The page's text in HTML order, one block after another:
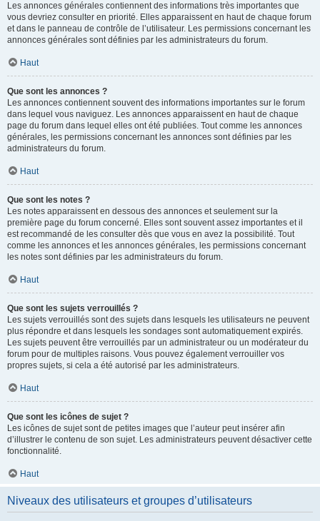
Les annonces générales contiennent des informations très importantes que
vous devriez consulter en priorité. Elles apparaissent en haut de chaque forum
et dans le panneau de contrôle de l’utilisateur. Les permissions concernant les
annonces générales sont définies par les administrateurs du forum.
Haut
Que sont les annonces ?
Les annonces contiennent souvent des informations importantes sur le forum
dans lequel vous naviguez. Les annonces apparaissent en haut de chaque
page du forum dans lequel elles ont été publiées. Tout comme les annonces
générales, les permissions concernant les annonces sont définies par les
administrateurs du forum.
Haut
Que sont les notes ?
Les notes apparaissent en dessous des annonces et seulement sur la
première page du forum concerné. Elles sont souvent assez importantes et il
est recommandé de les consulter dès que vous en avez la possibilité. Tout
comme les annonces et les annonces générales, les permissions concernant
les notes sont définies par les administrateurs du forum.
Haut
Que sont les sujets verrouillés ?
Les sujets verrouillés sont des sujets dans lesquels les utilisateurs ne peuvent
plus répondre et dans lesquels les sondages sont automatiquement expirés.
Les sujets peuvent être verrouillés par un administrateur ou un modérateur du
forum pour de multiples raisons. Vous pouvez également verrouiller vos
propres sujets, si cela a été autorisé par les administrateurs.
Haut
Que sont les icônes de sujet ?
Les icônes de sujet sont de petites images que l’auteur peut insérer afin
d’illustrer le contenu de son sujet. Les administrateurs peuvent désactiver cette
fonctionnalité.
Haut
Niveaux des utilisateurs et groupes d’utilisateurs